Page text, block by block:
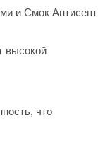
и Смок Антисепт
высокой
что